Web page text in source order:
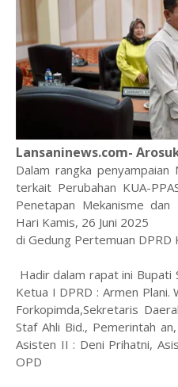
Lansaninews.com-
Dalam rangka
terkait Perubahan KUA-
Penetapan Mekanisme
Hari Kamis, 26 Juni 2025
di Gedung Pertemuan DPRD
Hadir dalam rapat ini Bupati
Ketua I DPRD : Armen Plani.
Forkopimda,Sekretaris
Staf Ahli Bid., Pemerintah
Asisten II : Deni Prihatni,
OPD